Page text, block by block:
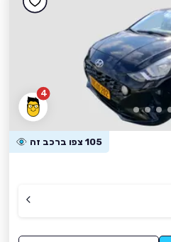
4
105 צפו ברכב זה